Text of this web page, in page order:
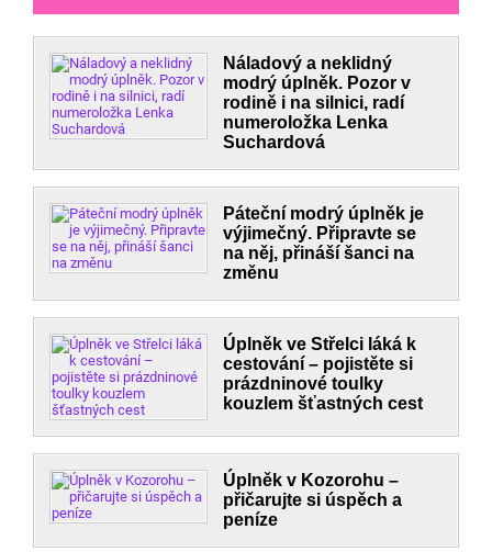
Náladový a neklidný
modrý úplněk. Pozor v
rodině i na silnici, radí
numeroložka Lenka
Suchardová
Páteční modrý úplněk je
výjimečný. Připravte se
na něj, přináší šanci na
změnu
Úplněk ve Střelci láká k
cestování – pojistěte si
prázdninové toulky
kouzlem šťastných cest
Úplněk v Kozorohu –
přičarujte si úspěch a
peníze